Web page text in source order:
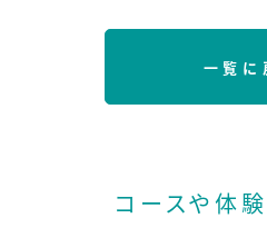
一覧に
コースや体